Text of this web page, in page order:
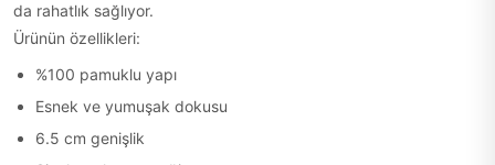
da rahatlık sağlıyor.
Ürünün özellikleri:
%100 pamuklu yapı
Esnek ve yumuşak dokusu
6.5 cm genişlik